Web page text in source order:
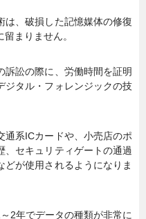
、破損した記憶媒体の修復
まりません。
訟の際に、労働時間を証明
ジタル・フォレンジックの技
系ICカードや、小売店のポ
、セキュリティゲートの通過
が使用されるようになりま
2年でデータの種類が非常に